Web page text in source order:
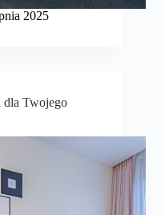
2025
dla Twojego